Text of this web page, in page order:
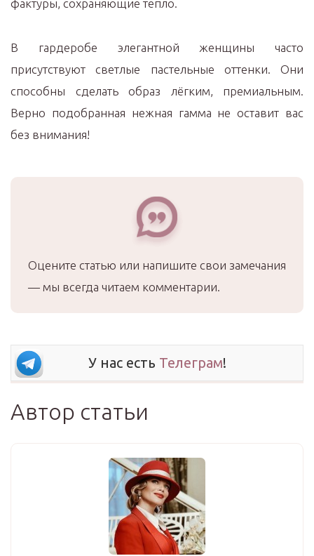
фактуры, сохраняющие тепло.
В гардеробе элегантной женщины часто
присутствуют светлые пастельные оттенки. Они
способны сделать образ лёгким, премиальным.
Верно подобранная нежная гамма не оставит вас
без внимания!
Оцените статью или напишите свои замечания
— мы всегда читаем комментарии.
У нас есть Телеграм!
Автор статьи